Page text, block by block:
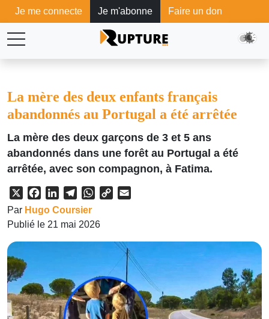
Je me connecte Je m'abonne Faire un don
La mère des deux enfants français
abandonnés au Portugal a été arrêtée
La mère des deux garçons de 3 et 5 ans
abandonnés dans une forêt au Portugal a été
arrêtée, avec son compagnon, à Fatima.
X FacebookLinkedInTelegramWhatsApp
Copy
Par Hugo Coursier
Publié le 21 mai 2026